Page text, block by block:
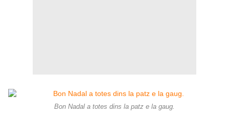
Bon Nadal a totes dins la patz e la gaug.